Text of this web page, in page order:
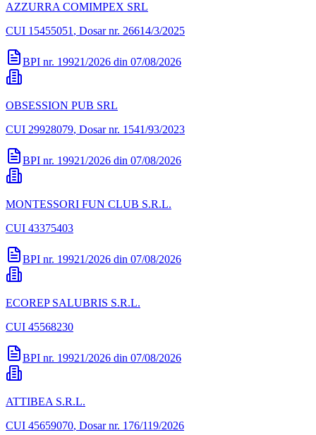
AZZURRA COMIMPEX SRL
CUI 15455051 , Dosar nr. 26614/3/2025
BPI nr. 19921/2026 din 07/08/2026
OBSESSION PUB SRL
CUI 29928079, Dosar nr. 1541/93/2023
BPI nr. 19921/2026 din 07/08/2026
MONTESSORI FUN CLUB S.R.L.
CUI 43375403
BPI nr. 19921/2026 din 07/08/2026
ECOREP SALUBRIS S.R.L.
CUI 45568230
BPI nr. 19921/2026 din 07/08/2026
ATTIBEA S.R.L.
CUI 45659070, Dosar nr. 176/119/2026